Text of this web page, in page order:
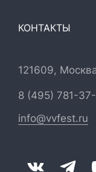
121609,
8 (495) 781-
info@vvfest.ru
КОНТАКТЫ